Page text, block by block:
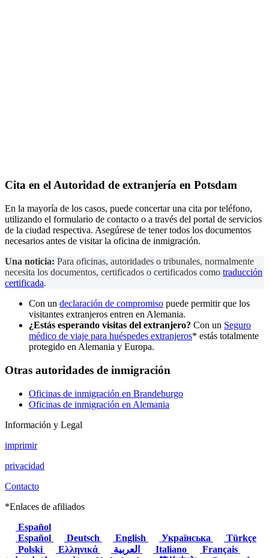
Cita en elAutoridad de extranjería en Potsdam
En la mayoría de los casos, puede concertar una cita por teléfono,
utilizando el formulario de contacto o a través del portal de servicios
de la ciudad respectiva. Asegúrese de tener todos los documentos
necesarios antes de visitar la oficina de inmigración.
Una noticia: Para oficinas, autoridades o tribunales, normalmente
necesita los documentos, certificados o certificados como traducción
certificada.
Con un declaración de compromiso puede permitir que los
visitantes extranjeros entren en Alemania.
¿Estás esperando visitas del extranjero? Con un Seguro
médico de viaje para huéspedes extranjeros* estás totalmente
protegido en Alemania y Europa.
Otras autoridades de inmigración
Oficinas de inmigración en Brandeburgo
Oficinas de inmigración en Alemania
Información y Legal
imprimir
privacidad
Contacto
*Enlaces de afiliados
Español
Español
Deutsch English Українська
Türkçe
Polski
Ελληνικά Italiano
Français